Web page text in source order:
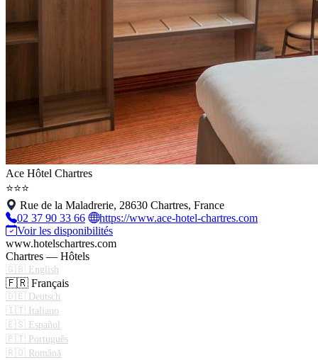
Ace Hôtel Chartres
⭐⭐⭐
Rue de la Maladrerie, 28630 Chartres, France
02 37 90 33 66
https://www.ace-hotel-chartres.com
Voir les disponibilités
www.hotelschartres.com
Chartres — Hôtels
🇬🇧 English
🇫🇷 Français
🇩🇪 Deutsch
🇮🇹 Italiano
🇪🇸 Español
🇵🇹 Português
🇷🇴 Română